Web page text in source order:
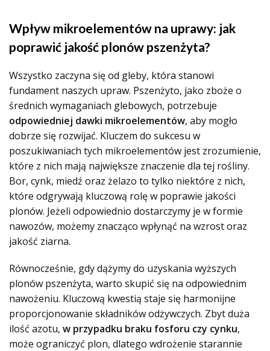
Wpływ mikroelementów na uprawy: jak
poprawić jakość plonów pszenżyta?
Wszystko zaczyna się od gleby, która stanowi
fundament naszych upraw. Pszenżyto, jako zboże o
średnich wymaganiach glebowych, potrzebuje
odpowiedniej dawki mikroelementów, aby mogło
dobrze się rozwijać. Kluczem do sukcesu w
poszukiwaniach tych mikroelementów jest zrozumienie,
które z nich mają największe znaczenie dla tej rośliny.
Bor, cynk, miedź oraz żelazo to tylko niektóre z nich,
które odgrywają kluczową rolę w poprawie jakości
plonów. Jeżeli odpowiednio dostarczymy je w formie
nawozów, możemy znacząco wpłynąć na wzrost oraz
jakość ziarna.
Równocześnie, gdy dążymy do uzyskania wyższych
plonów pszenżyta, warto skupić się na odpowiednim
nawożeniu. Kluczową kwestią staje się harmonijne
proporcjonowanie składników odżywczych. Zbyt duża
ilość azotu, w przypadku braku fosforu czy cynku,
może ograniczyć plon, dlatego wdrożenie starannie